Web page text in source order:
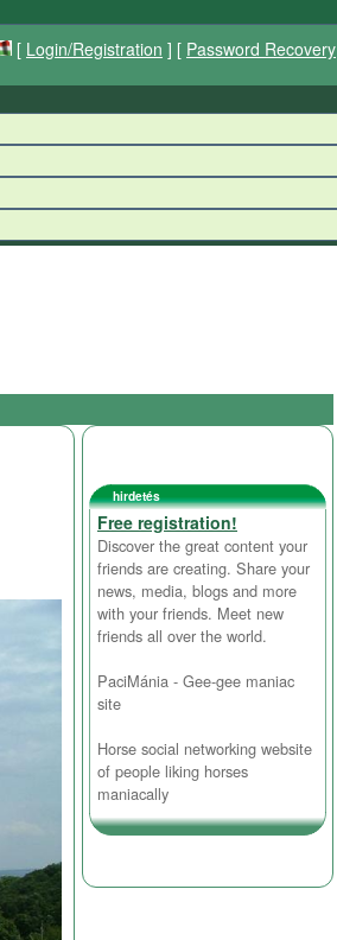
[ Login/Registration ] [ Password Recovery
hirdetés
Free registration!
Discover the great content your
friends are creating. Share your
news, media, blogs and more
with your friends. Meet new
friends all over the world.
PaciMánia - Gee-gee maniac
site
Horse social networking website
of people liking horses
maniacally